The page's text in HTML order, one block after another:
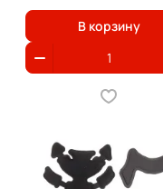
CR2032
В корзину